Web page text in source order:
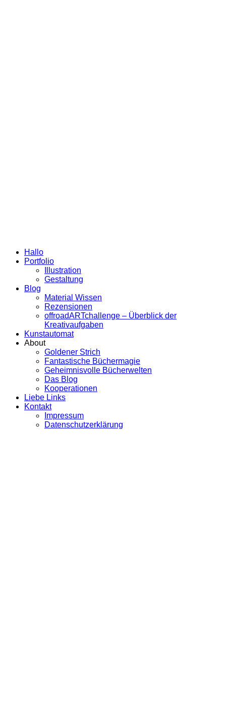
Hallo
Portfolio
Illustration
Gestaltung
Blog
Material Wissen
Rezensionen
offroadARTchallenge – Überblick der
Kreativaufgaben
Kunstautomat
About
Goldener Strich
Fantastische Büchermagie
Geheimnisvolle Bücherwelten
Das Blog
Kooperationen
Liebe Links
Kontakt
Impressum
Datenschutzerklärung